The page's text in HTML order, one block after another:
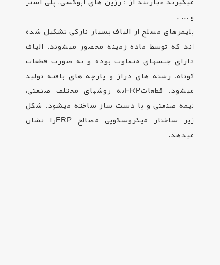
و ... .
پلیمرهای مسلح از الیاف بسیار نازکی تشکیل شده
اند که توسط ماده زمینه محصور میشوند. الیاف
دارای جنسهای متفاوت بوده و به صورت قطعات
کوتاه، رشته های دراز و پارچه های بافته تولید
میشود. قطعاتFRPبه روشهای مختلف صنعتی،
نیمه صنعتی و یا دست‌ ساز ساخته میشود. شکل
زیر ساختار میکروسکوپی مصالح FRPرا نشان
میدهد.